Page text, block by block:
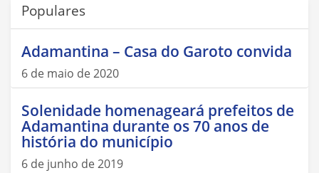
Populares
Adamantina – Casa do Garoto convida
6 de maio de 2020
Solenidade homenageará prefeitos de
Adamantina durante os 70 anos de
história do município
6 de junho de 2019